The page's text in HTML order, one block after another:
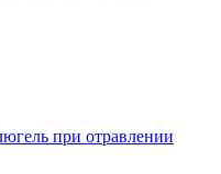
при отравлении